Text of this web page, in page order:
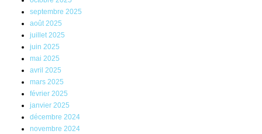
septembre 2025
août 2025
juillet 2025
juin 2025
mai 2025
avril 2025
mars 2025
février 2025
janvier 2025
décembre 2024
novembre 2024